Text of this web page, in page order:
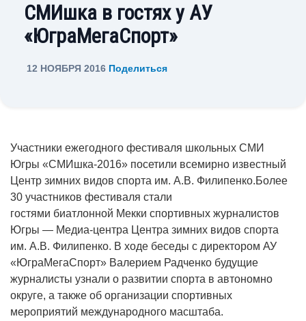
СМИшка в гостях у АУ
«ЮграМегаСпорт»
12 НОЯБРЯ 2016 Поделиться
Участники ежегодного фестиваля школьных СМИ
Югры «СМИшка-2016» посетили всемирно известный
Центр зимних видов спорта им. А.В. Филипенко.Более
30 участников фестиваля стали
гостями биатлонной Мекки спортивных журналистов
Югры — Медиа-центра Центра зимних видов спорта
им. А.В. Филипенко. В ходе беседы с директором АУ
«ЮграМегаСпорт» Валерием Радченко будущие
журналисты узнали о развитии спорта в автономно
округе, а также об организации спортивных
мероприятий международного масштаба.